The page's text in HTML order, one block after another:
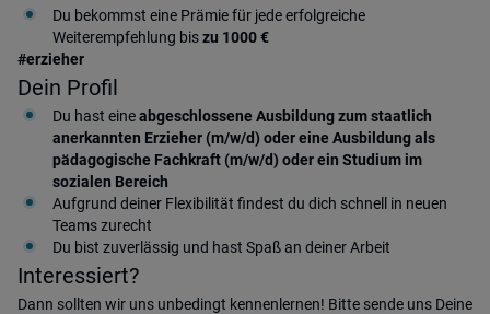
Du bekommst eine Prämie für jede erfolgreiche
Weiterempfehlung biszu 1000 €
#erzieher
Dein Profil
Du hast eineabgeschlossene Ausbildung zum staatlich
anerkannten Erzieher (m/w/d) oder eine Ausbildung als
pädagogische Fachkraft (m/w/d) oder ein Studium im
sozialen Bereich
Aufgrund deiner Flexibilität findest du dich schnell in neuen
Teams zurecht
Du bist zuverlässig und hast Spaß an deiner Arbeit
Interessiert?
Dann sollten wir uns unbedingt kennenlernen! Bitte sende uns Deine